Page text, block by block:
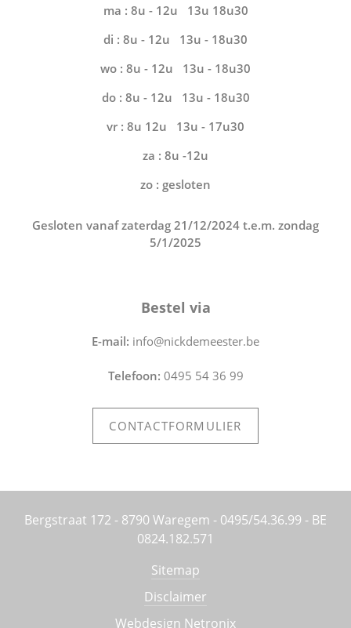
ma : 8u - 12u 13u 18u30
di : 8u - 12u 13u - 18u30
wo : 8u - 12u 13u - 18u30
do : 8u - 12u 13u - 18u30
vr : 8u 12u 13u - 17u30
za : 8u -12u
zo : gesloten
Gesloten vanaf zaterdag 21/12/2024 t.e.m. zondag
5/1/2025
Bestel via
E-mail: info@nickdemeester.be
Telefoon: 0495 54 36 99
CONTACTFORMULIER
Bergstraat 172 - 8790 Waregem - 0495/54.36.99 - BE
0824.182.571
Sitemap
Disclaimer
Webdesign Netronix